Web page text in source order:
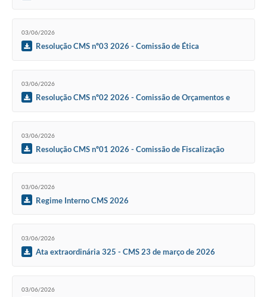
03/06/2026
Resolução CMS nº03 2026 - Comissão de Ética
03/06/2026
Resolução CMS nº02 2026 - Comissão de Orçamentos e
03/06/2026
Resolução CMS nº01 2026 - Comissão de Fiscalização
03/06/2026
Regime Interno CMS 2026
03/06/2026
Ata extraordinária 325 - CMS 23 de março de 2026
03/06/2026